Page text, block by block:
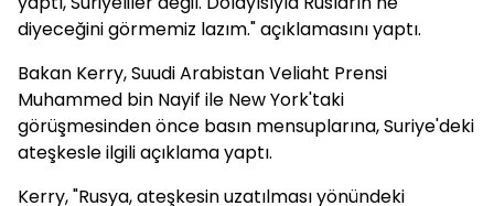
diyeceğini görmemiz lazım." açıklamasını yaptı.
Bakan Kerry, Suudi Arabistan Veliaht Prensi
Muhammed bin Nayif ile New York'taki
görüşmesinden önce basın mensuplarına, Suriye'deki
ateşkesle ilgili açıklama yaptı.
Kerry, "Rusya, ateşkesin uzatılması yönündeki